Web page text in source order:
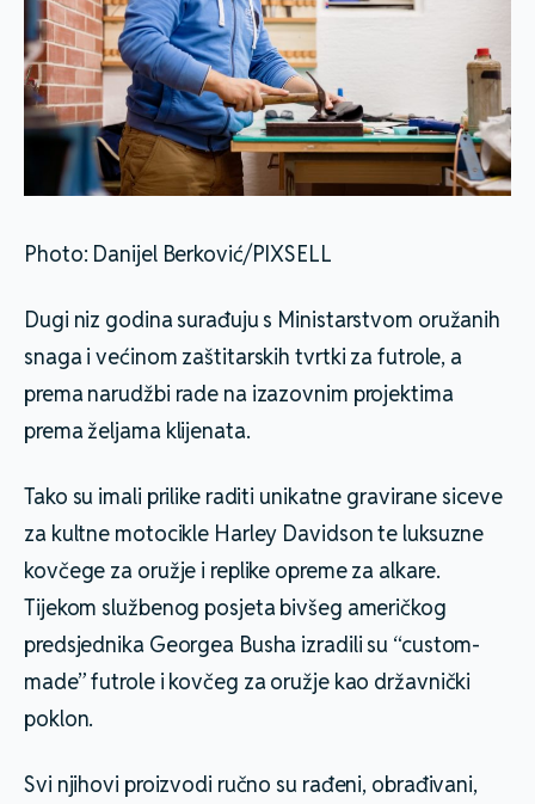
Photo: Danijel Berković/PIXSELL
Dugi niz godina surađuju s Ministarstvom oružanih
snaga i većinom zaštitarskih tvrtki za futrole, a
prema narudžbi rade na izazovnim projektima
prema željama klijenata.
Tako su imali prilike raditi unikatne gravirane siceve
za kultne motocikle Harley Davidson te luksuzne
kovčege za oružje i replike opreme za alkare.
Tijekom službenog posjeta bivšeg američkog
predsjednika Georgea Busha izradili su “custom-
made” futrole i kovčeg za oružje kao državnički
poklon.
Svi njihovi proizvodi ručno su rađeni, obrađivani,